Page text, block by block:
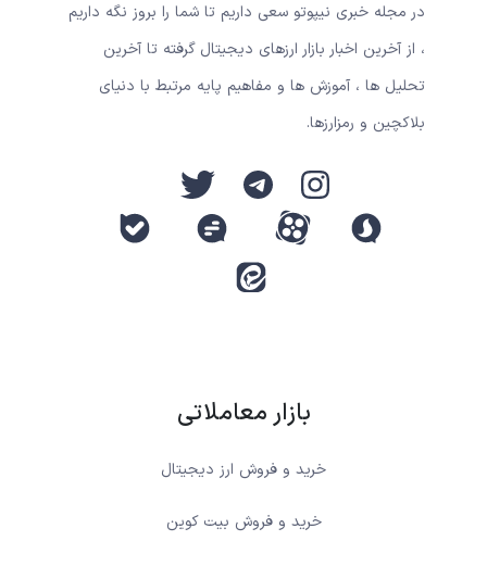
در مجله خبری نیپوتو سعی داریم تا شما را بروز نگه داریم
، از آخرین اخبار بازار ارزهای دیجیتال گرفته تا آخرین
تحلیل ها ، آموزش ها و مفاهیم پایه مرتبط با دنیای
بلاکچین و رمزارزها.
بازار معاملاتی
خرید و فروش ارز دیجیتال
خرید و فروش بیت کوین